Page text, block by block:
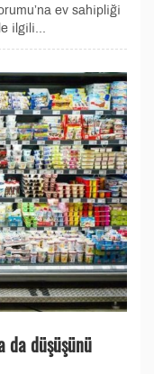
ev sahipliği
ilgili...
da düşüşünü